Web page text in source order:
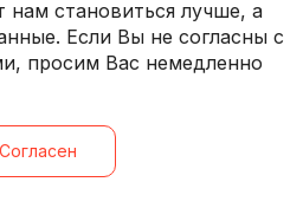
нам становиться лучше, а
Если Вы не согласны с
просим Вас немедленно
Согласен